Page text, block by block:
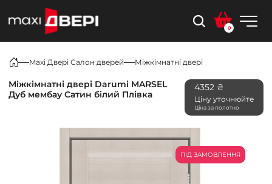
0
Maxi Двері Салон дверей Міжкімнатні двері
Міжкімнатні двері Darumi MARSEL
Дуб мембау Сатин білий Плівка
4352 ₴
Ціну уточнюйте
Ціна за полотно
ПІД ЗАМОВЛЕННЯ